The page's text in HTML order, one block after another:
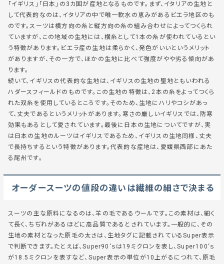
「イギリス」 「日本」 の3カ国が産地となるものです。まず、イタリアの生地と
して代表的なのは、イタリアの中で唯一軟水の恵みがあるビエラ地区のも
のです。スーツは横方向の糸と縦方向の糸の組み合わせによってつくられ
ていますが、この地域の生地には、横糸として1本の糸が使われているとい
う特徴があります。ビエラ産の生地は柔らかく、発色がいいというメリット
がありますが、その一方で、ほかの生地に比べて強度がやや劣る傾向があ
ります。
続いて、イギリスの代表的な生地は、イギリスの生地の聖地ともいわれる
ハダースフィールドのものです。この生地の特徴は、2本の糸をよってつくら
れた双糸を使用しているところです。そのため、生地にハリやコシがあっ
て、丈夫であるというメリットがあります。寒さの厳しいイギリスでは、防寒
効果もあるとして愛されています。最後に日本の生地についてですが、実
は日本の生地のルーツはイギリスであるため、イギリスの生地同様、丈夫
で長持ちするという特徴があります。代表的な産地は、愛媛県西部にあた
る尾州です。
オーダースーツの値段の違いは繊維の細さで決まる
スーツの主な原料になるのは、羊の毛であるウールです。この素材は、細く
て長く、ちぢれがあるほどに高品質であるとされています。一般的に、その
生地の素材となった原毛の太さは、生地タグに記載されているSuper表示
で判断できます。たとえば、Super90‘ｓ は19ミクロンを表し、Super100‘ｓ
が18.5ミクロンを表すなど、Super表示の単位が10上がるにつれて、原毛